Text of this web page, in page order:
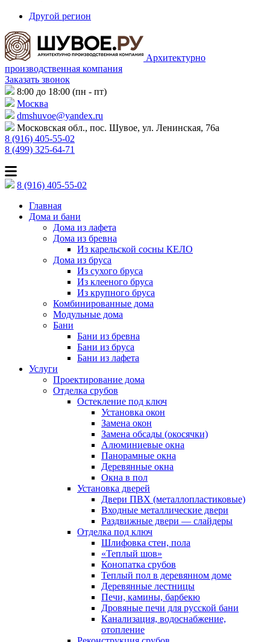
Другой регион
Архитектурно
производственная компания
Заказать звонок
8:00 до 18:00 (пн - пт)
Москва
dmshuvoe@yandex.ru
Московская обл., пос. Шувое, ул. Ленинская, 76а
8 (916) 405-55-02
8 (499) 325-64-71
8 (916) 405-55-02
Главная
Дома и бани
Дома из лафета
Дома из бревна
Из карельской сосны КЕЛО
Дома из бруса
Из сухого бруса
Из клееного бруса
Из крупного бруса
Комбинированные дома
Модульные дома
Бани
Бани из бревна
Бани из бруса
Бани из лафета
Услуги
Проектирование дома
Отделка срубов
Остекление под ключ
Установка окон
Замена окон
Замена обсады (окосячки)
Алюминиевые окна
Панорамные окна
Деревянные окна
Окна в пол
Установка дверей
Двери ПВХ (металлопластиковые)
Входные металлические двери
Раздвижные двери — слайдеры
Отделка под ключ
Шлифовка стен, пола
«Теплый шов»
Конопатка срубов
Теплый пол в деревянном доме
Деревянные лестницы
Печи, камины, барбекю
Дровяные печи для русской бани
Канализация, водоснабжение,
отопление